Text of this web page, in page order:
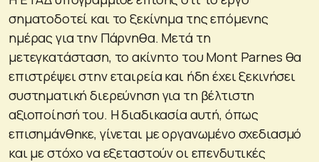
σηματοδοτεί και το ξεκίνημα της επόμενης
ημέρας για την Πάρνηθα. Μετά τη
μετεγκατάσταση, το ακίνητο του Mont Parnes θα
επιστρέψει στην εταιρεία και ήδη έχει ξεκινήσει
συστηματική διερεύνηση για τη βέλτιστη
αξιοποίησή του. Η διαδικασία αυτή, όπως
επισημάνθηκε, γίνεται με οργανωμένο σχεδιασμό
και με στόχο να εξεταστούν οι επενδυτικές